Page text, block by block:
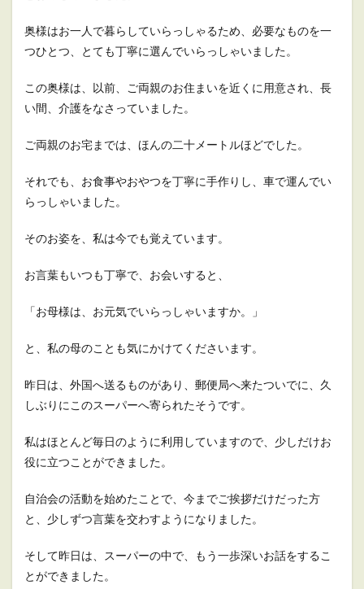
奥様はお一人で暮らしていらっしゃるため、必要なものを一
つひとつ、とても丁寧に選んでいらっしゃいました。
この奥様は、以前、ご両親のお住まいを近くに用意され、長
い間、介護をなさっていました。
ご両親のお宅までは、ほんの二十メートルほどでした。
それでも、お食事やおやつを丁寧に手作りし、車で運んでい
らっしゃいました。
そのお姿を、私は今でも覚えています。
お言葉もいつも丁寧で、お会いすると、
「お母様は、お元気でいらっしゃいますか。」
と、私の母のことも気にかけてくださいます。
昨日は、外国へ送るものがあり、郵便局へ来たついでに、久
しぶりにこのスーパーへ寄られたそうです。
私はほとんど毎日のように利用していますので、少しだけお
役に立つことができました。
自治会の活動を始めたことで、今までご挨拶だけだった方
と、少しずつ言葉を交わすようになりました。
そして昨日は、スーパーの中で、もう一歩深いお話をするこ
とができました。